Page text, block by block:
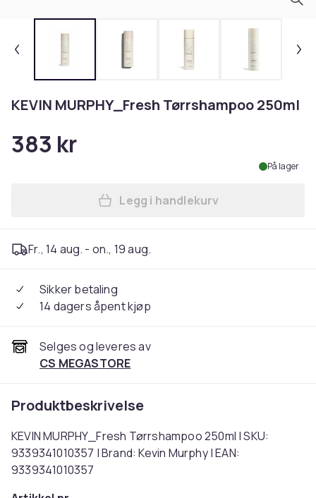
KEVIN MURPHY_Fresh Tørrshampoo 250ml
383 kr
På lager
Legg KEVIN
Legg i handlekurv
Fr., 14 aug. - on., 19 aug.
Sikker betaling
14 dagers åpent kjøp
Selges og leveres av
CS MEGASTORE
Produktbeskrivelse
KEVIN MURPHY_Fresh Tørrshampoo 250ml | SKU:
9339341010357 | Brand: Kevin Murphy | EAN:
9339341010357